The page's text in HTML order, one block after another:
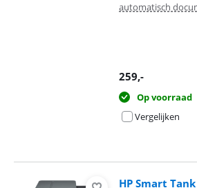
automatisch
259,-
Op voorraad
Vergelijken
HP Smart